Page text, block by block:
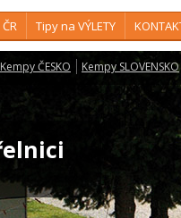
Tipy na VÝLETY
Kempy ČESKO Kempy SLOVENSKO